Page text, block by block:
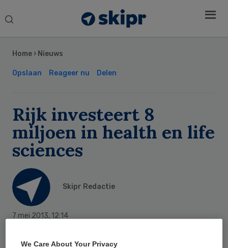
Search
Home › Nieuws
Opslaan Reageer nu Delen
Rijk investeert 8
miljoen in health en life
sciences
Skipr Redactie
7 mei 2013, 12:14
Sidebar
We Care About Your Privacy